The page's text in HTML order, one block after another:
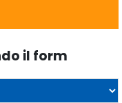
il form